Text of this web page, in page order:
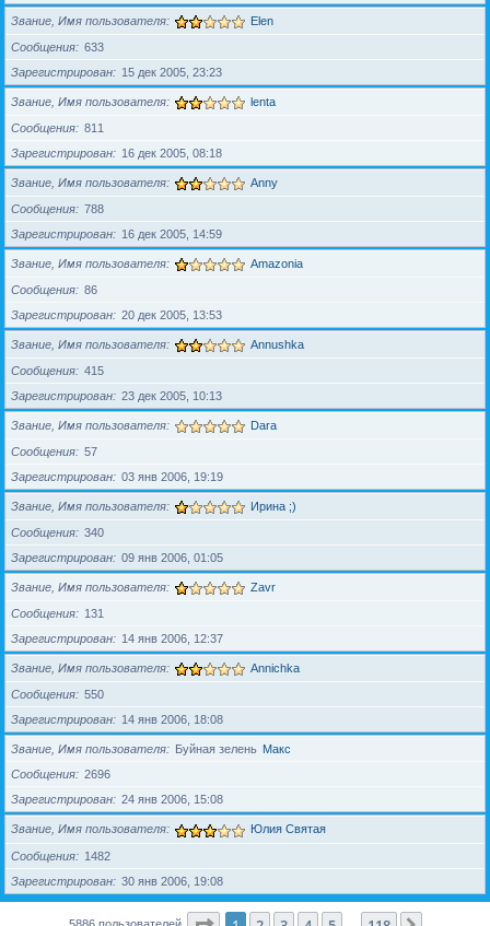
Звание, Имя пользователя Elen
Сообщения
633
Зарегистрирован
15 дек 2005, 23:23
Звание, Имя пользователя lenta
Сообщения
811
Зарегистрирован
16 дек 2005, 08:18
Звание, Имя пользователя Anny
Сообщения
788
Зарегистрирован
16 дек 2005, 14:59
Звание, Имя пользователя Amazonia
Сообщения
86
Зарегистрирован
20 дек 2005, 13:53
Звание, Имя пользователя Annushka
Сообщения
415
Зарегистрирован
23 дек 2005, 10:13
Звание, Имя пользователя Dara
Сообщения
57
Зарегистрирован
03 янв 2006, 19:19
Звание, Имя пользователя Ирина ;)
Сообщения
340
Зарегистрирован
09 янв 2006, 01:05
Звание, Имя пользователя Zavr
Сообщения
131
Зарегистрирован
14 янв 2006, 12:37
Звание, Имя пользователя Annichka
Сообщения
550
Зарегистрирован
14 янв 2006, 18:08
Звание, Имя пользователя Буйная зелень Макс
Сообщения
2696
Зарегистрирован
24 янв 2006, 15:08
Звание, Имя пользователя Юлия Святая
Сообщения
1482
Зарегистрирован
30 янв 2006, 19:08
5886 пользователей